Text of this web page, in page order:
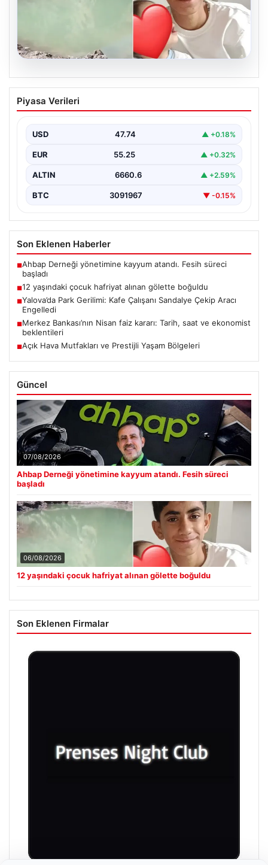
06.08.2026
12 yaşındaki çocuk hafriyat alınan
gölette boğuldu
Oluşan Gölette Boğuldu", "content": "Erzurum’un Oltu
ilçesinde…
Piyasa Verileri
USD 47.74 ▲ +0.18%
EUR 55.25 ▲ +0.32%
ALTIN 6660.6 ▲ +2.59%
BTC 3091967 ▼ -0.15%
Son Eklenen Haberler
■Ahbap Derneği yönetimine kayyum atandı. Fesih süreci
başladı
■12 yaşındaki çocuk hafriyat alınan gölette boğuldu
■Yalova’da Park Gerilimi: Kafe Çalışanı Sandalye Çekip Aracı
Engelledi
■Merkez Bankası’nın Nisan faiz kararı: Tarih, saat ve ekonomist
beklentileri
■Açık Hava Mutfakları ve Prestijli Yaşam Bölgeleri
Güncel
07/08/2026
Ahbap Derneği yönetimine kayyum atandı. Fesih süreci
başladı
06/08/2026
12 yaşındaki çocuk hafriyat alınan gölette boğuldu
Son Eklenen Firmalar